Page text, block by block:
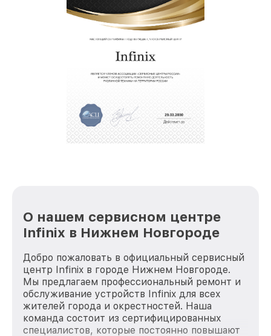
О нашем сервисном центре
Infinix в Нижнем Новгороде
Добро пожаловать в официальный сервисный
центр Infinix в городе Нижнем Новгороде.
Мы предлагаем профессиональный ремонт и
обслуживание устройств Infinix для всех
жителей города и окрестностей. Наша
команда состоит из сертифицированных
специалистов, которые постоянно повышают